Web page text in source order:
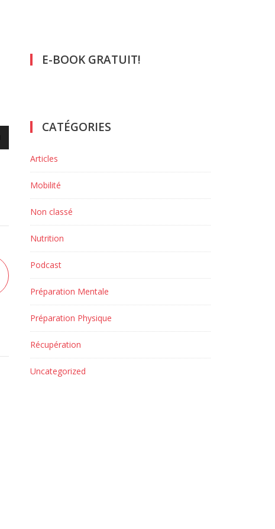
E-BOOK GRATUIT!
CATÉGORIES
Articles
Mobilité
Non classé
Nutrition
Podcast
Préparation Mentale
Préparation Physique
Récupération
Uncategorized